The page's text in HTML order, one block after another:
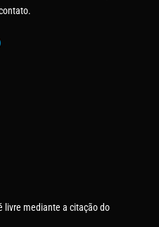
livre mediante a citação do